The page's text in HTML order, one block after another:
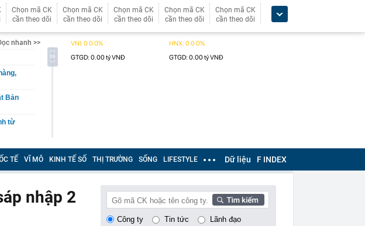
Chọn mã CK
cần theo dõi
Chọn mã CK
cần theo dõi
Chọn mã CK
cần theo dõi
Chọn mã CK
cần theo dõi
Chọn mã CK
cần theo dõi
nhanh >>
Bản
từ
gấp
quan
TẾ VĨ MÔ KINH TẾ SỐ THỊ TRƯỜNG SỐNG LIFESTYLE Dữ liệu F INDEX
nhập 2
Công ty Tin tức Lãnh đạo